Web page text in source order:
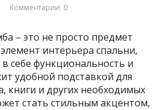
Комментарии: 0
– это не просто предмет
интерьера спальни,
себе функциональность и
удобной подставкой для
книги и других необходимых
стать стильным акцентом,